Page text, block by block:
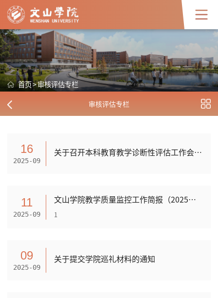
首页>审核评估专栏
审核评估专栏
16
2025-09
关于召开本科教育教学诊断性评估工作会的通知
11
2025-09
文山学院教学质量监控工作简报（2025年第5期）
1
09
2025-09
关于提交学院巡礼材料的通知